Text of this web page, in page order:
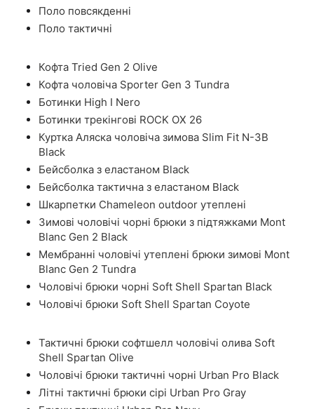
Поло повсякденні
Поло тактичні
Кофта Tried Gen 2 Olive
Кофта чоловіча Sporter Gen 3 Tundra
Ботинки High I Nero
Ботинки трекінгові ROCK OX 26
Куртка Аляска чоловіча зимова Slim Fit N-3B
Black
Бейсболка з еластаном Black
Бейсболка тактична з еластаном Black
Шкарпетки Chameleon outdoor утеплені
Зимові чоловічі чорні брюки з підтяжками Mont
Blanc Gen 2 Black
Мембранні чоловічі утеплені брюки зимові Mont
Blanc Gen 2 Tundra
Чоловічі брюки чорні Soft Shell Spartan Black
Чоловічі брюки Soft Shell Spartan Coyote
Тактичні брюки софтшелл чоловічі олива Soft
Shell Spartan Olive
Чоловічі брюки тактичні чорні Urban Pro Black
Літні тактичні брюки сірі Urban Pro Gray